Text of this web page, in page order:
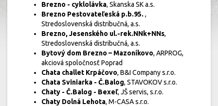
Brezno - cyklolávka, Skanska SK a.s.
Brezno Pestovateľeská p.b.95. ,
Stredoslovenská distribučná, a.s.
Brezno, Jesenského ul.-rek.NNk+NNs,
Stredoslovenská distribučná, a.s.
Bytový dom Brezno – Mazoníkovo, ARPROG,
akciová spoločnosť Poprad
Chata challet Krpáčovo, B&I Company s.r.o.
Chata Sviniarka - Č.Balog, STAVOKOV s.r.o.
Chaty - Č.Balog - Bexeľ, JŠ servis, s.r.o.
Chaty Dolná Lehota, M-CASA s.r.o.